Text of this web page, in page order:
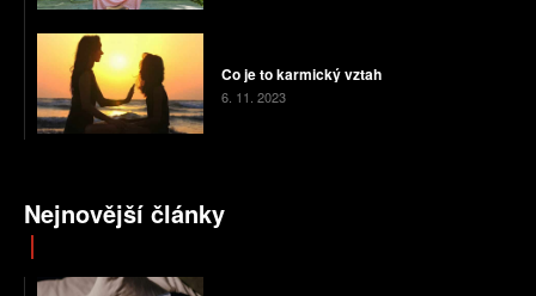
Co je to karmický vztah
6. 11. 2023
Nejnovější články